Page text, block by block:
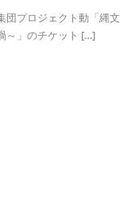
団プロジェクト動「縄文
～」のチケット […]